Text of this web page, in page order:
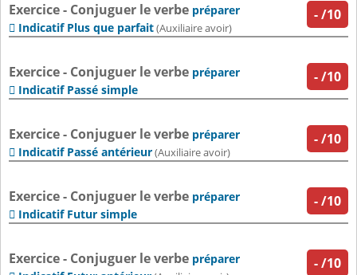
-/10
Exercice - Conjuguer le verbe préparer
 Indicatif Plus que parfait(Auxiliaire avoir)
-/10
Exercice - Conjuguer le verbe préparer
 Indicatif Passé simple
-/10
Exercice - Conjuguer le verbe préparer
 Indicatif Passé antérieur(Auxiliaire avoir)
-/10
Exercice - Conjuguer le verbe préparer
 Indicatif Futur simple
-/10
Exercice - Conjuguer le verbe préparer